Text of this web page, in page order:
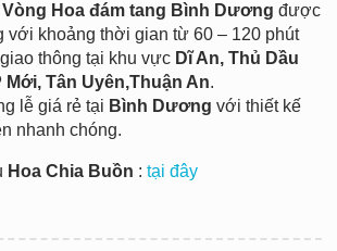
Vòng Hoa đám tang Bình Dương được
với khoảng thời gian từ 60 – 120 phút
thông tại khu vực Dĩ An, Thủ Dầu
Mới, Tân Uyên,Thuận An.
lễ giá rẻ tại Bình Dương với thiết kế
nhanh chóng.
Hoa Chia Buồn : tại đây